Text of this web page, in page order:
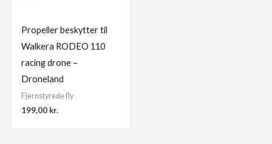
Propeller beskytter til
Walkera RODEO 110
racing drone –
Droneland
Fjernstyrede fly
199,00 kr.